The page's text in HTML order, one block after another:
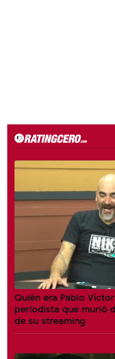
Quién era Pablo
periodista que murió
de su streaming